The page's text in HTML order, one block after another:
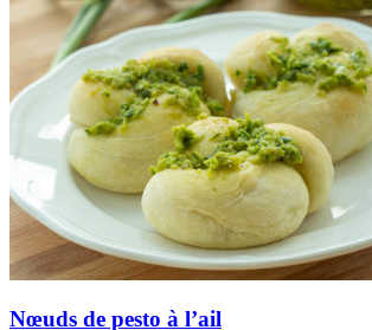
Nœuds de pesto à l’ail